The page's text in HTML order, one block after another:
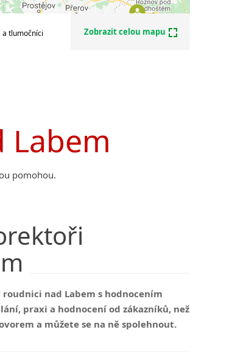
a tlumočníci Zobrazit celou mapu
pomohou.
nad Labem s hodnocením
praxi a hodnocení od zákazníků, než
a můžete se na ně spolehnout.